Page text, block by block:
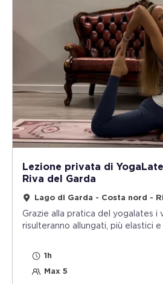
Lezione privata di
Riva del Garda
Lago di Garda - Costa nord -
Grazie alla pratica del yogalates i
risulteranno allungati, più elastici
1h
Max 5